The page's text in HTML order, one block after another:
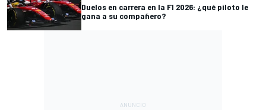
Duelos en carrera en la F1 2026: ¿qué piloto le
gana a su compañero?